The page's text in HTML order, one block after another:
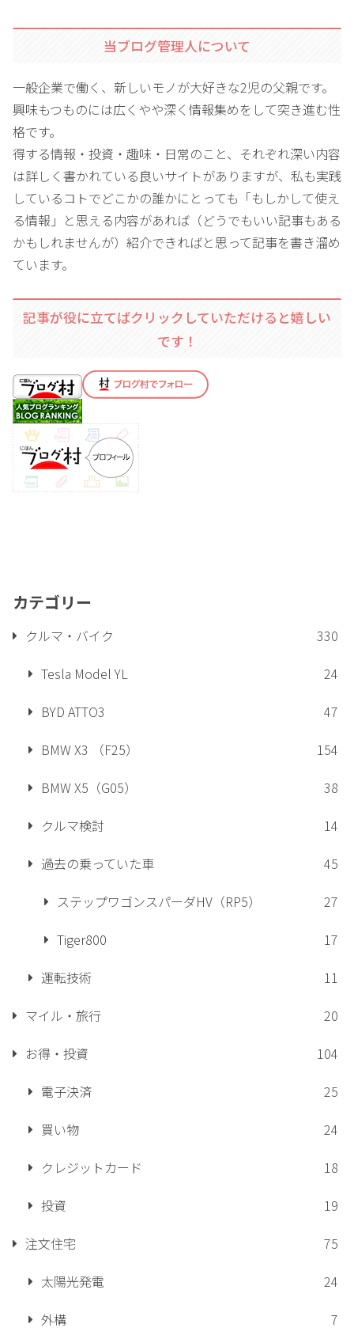
当ブログ管理人について
一般企業で働く、新しいモノが大好きな2児の父親です。
興味もつものには広くやや深く情報集めをして突き進む性
格です。
得する情報・投資・趣味・日常のこと、それぞれ深い内容
は詳しく書かれている良いサイトがありますが、私も実践
しているコトでどこかの誰かにとっても「もしかして使え
る情報」と思える内容があれば（どうでもいい記事もある
かもしれませんが）紹介できればと思って記事を書き溜め
ています。
記事が役に立てばクリックしていただけると嬉しい
です！
カテゴリー
クルマ・バイク
330
Tesla Model YL
24
BYD ATTO3
47
BMW X3 （F25）
154
BMW X5（G05）
38
クルマ検討
14
過去の乗っていた車
45
ステップワゴンスパーダHV（RP5）
27
Tiger800
17
運転技術
11
マイル・旅行
20
お得・投資
104
電子決済
25
買い物
24
クレジットカード
18
投資
19
注文住宅
75
太陽光発電
24
外構
7